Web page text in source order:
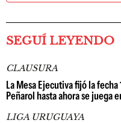
SEGUÍ LEYENDO
CLAUSURA
La Mesa Ejecutiva fijó la
Peñarol hasta ahora se juega
LIGA URUGUAYA